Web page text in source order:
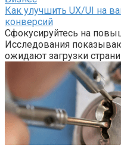
Как улучшить UX/UI на
конверсий
Сфокусируйтесь на
Исследования
ожидают загрузки